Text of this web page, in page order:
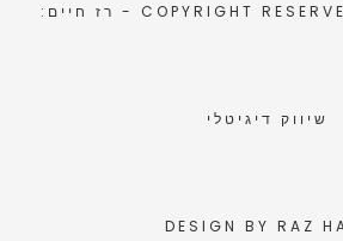
COPYRIGHT - רז חיים:
שיווק דיגיטלי
DESIGN BY RAZ